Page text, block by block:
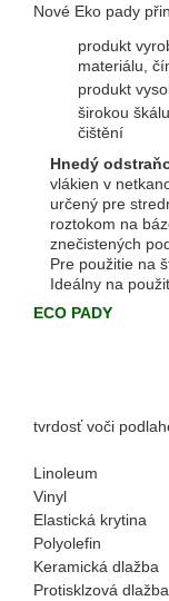
Nové Eko pady
produkt
materiálu,
produkt
širokou
čištění
Hnedý
vlákien v
určený pre
roztokom na
znečistených
Pre použitie na
Ideálny na
ECO PADY
tvrdosť voči
Linoleum
Vinyl
Elastická krytina
Polyolefin
Keramická dlažba
Protisklzová dlažba